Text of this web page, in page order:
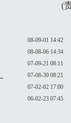
(
08-09-01 14:42
08-08-06 14:34
07-09-21 08:11
07-08-30 08:21
07-02-02 17:00
06-02-23 07:45